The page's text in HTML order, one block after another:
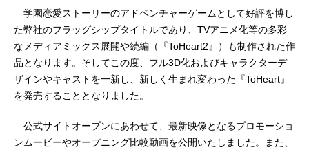
学園恋愛ストーリーのアドベンチャーゲームとして好評を博し
た弊社のフラッグシップタイトルであり、TVアニメ化等の多彩
なメディアミックス展開や続編（『ToHeart2』）も制作された作
品となります。そしてこの度、フル3D化およびキャラクターデ
ザインやキャストを一新し、新しく生まれ変わった『ToHeart』
を発売することとなりました。
公式サイトオープンにあわせて、最新映像となるプロモーショ
ンムービーやオープニング比較動画を公開いたしました。また、